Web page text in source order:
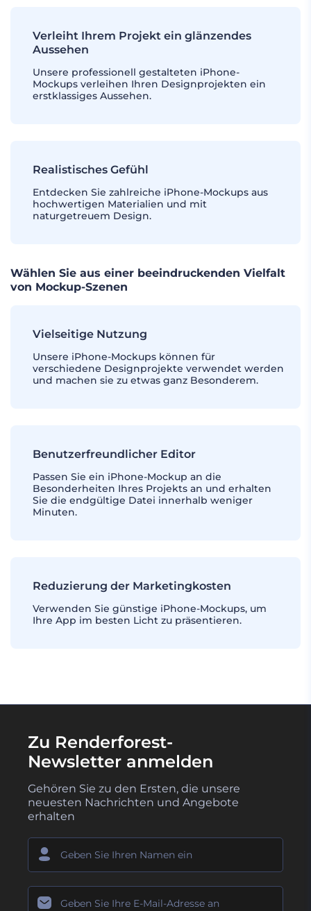
Verleiht Ihrem Projekt ein glänzendes
Aussehen
Unsere professionell gestalteten iPhone-
Mockups verleihen Ihren Designprojekten ein
erstklassiges Aussehen.
Realistisches Gefühl
Entdecken Sie zahlreiche iPhone-Mockups aus
hochwertigen Materialien und mit
naturgetreuem Design.
Wählen Sie aus einer beeindruckenden Vielfalt
von Mockup-Szenen
Vielseitige Nutzung
Unsere iPhone-Mockups können für
verschiedene Designprojekte verwendet werden
und machen sie zu etwas ganz Besonderem.
Benutzerfreundlicher Editor
Passen Sie ein iPhone-Mockup an die
Besonderheiten Ihres Projekts an und erhalten
Sie die endgültige Datei innerhalb weniger
Minuten.
Reduzierung der Marketingkosten
Verwenden Sie günstige iPhone-Mockups, um
Ihre App im besten Licht zu präsentieren.
Zu Renderforest-
Newsletter anmelden
Gehören Sie zu den Ersten, die unsere
neuesten Nachrichten und Angebote
erhalten